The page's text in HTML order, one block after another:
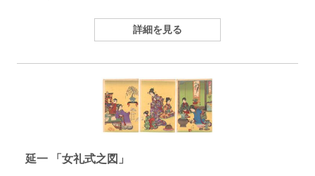
詳細を見る
延一 「女礼式之図」